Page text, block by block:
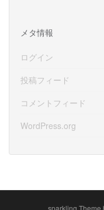
メタ情報
ログイン
投稿フィード
コメントフィード
WordPress.org
sparkling Theme